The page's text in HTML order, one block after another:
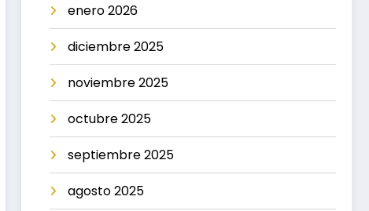
enero 2026
diciembre 2025
noviembre 2025
octubre 2025
septiembre 2025
agosto 2025